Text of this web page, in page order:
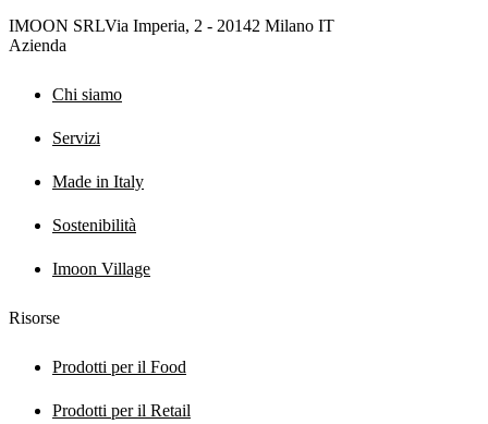
IMOON SRLVia Imperia, 2 - 20142 Milano IT
Azienda
Chi siamo
Servizi
Made in Italy
Sostenibilità
Imoon Village
Risorse
Prodotti per il Food
Prodotti per il Retail